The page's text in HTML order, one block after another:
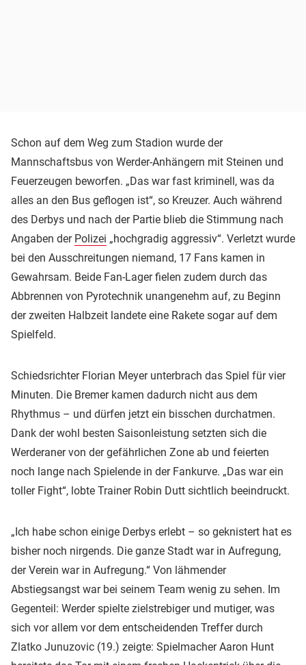
Schon auf dem Weg zum Stadion wurde der
Mannschaftsbus von Werder-Anhängern mit Steinen und
Feuerzeugen beworfen. „Das war fast kriminell, was da
alles an den Bus geflogen ist“, so Kreuzer. Auch während
des Derbys und nach der Partie blieb die Stimmung nach
Angaben der Polizei „hochgradig aggressiv“. Verletzt wurde
bei den Ausschreitungen niemand, 17 Fans kamen in
Gewahrsam. Beide Fan-Lager fielen zudem durch das
Abbrennen von Pyrotechnik unangenehm auf, zu Beginn
der zweiten Halbzeit landete eine Rakete sogar auf dem
Spielfeld.
Schiedsrichter Florian Meyer unterbrach das Spiel für vier
Minuten. Die Bremer kamen dadurch nicht aus dem
Rhythmus – und dürfen jetzt ein bisschen durchatmen.
Dank der wohl besten Saisonleistung setzten sich die
Werderaner von der gefährlichen Zone ab und feierten
noch lange nach Spielende in der Fankurve. „Das war ein
toller Fight“, lobte Trainer Robin Dutt sichtlich beeindruckt.
„Ich habe schon einige Derbys erlebt – so geknistert hat es
bisher noch nirgends. Die ganze Stadt war in Aufregung,
der Verein war in Aufregung.“ Von lähmender
Abstiegsangst war bei seinem Team wenig zu sehen. Im
Gegenteil: Werder spielte zielstrebiger und mutiger, was
sich vor allem vor dem entscheidenden Treffer durch
Zlatko Junuzovic (19.) zeigte: Spielmacher Aaron Hunt